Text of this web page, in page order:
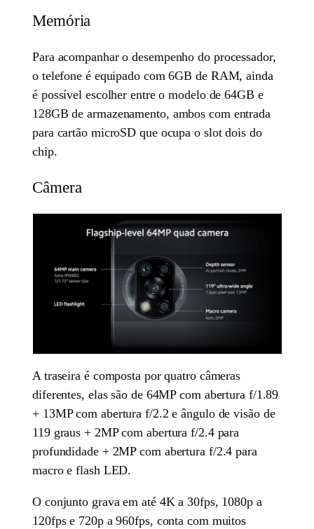
Memória
Para acompanhar o desempenho do processador,
o telefone é equipado com 6GB de RAM, ainda
é possível escolher entre o modelo de 64GB e
128GB de armazenamento, ambos com entrada
para cartão microSD que ocupa o slot dois do
chip.
Câmera
A traseira é composta por quatro câmeras
diferentes, elas são de 64MP com abertura f/1.89
+ 13MP com abertura f/2.2 e ângulo de visão de
119 graus + 2MP com abertura f/2.4 para
profundidade + 2MP com abertura f/2.4 para
macro e flash LED.
O conjunto grava em até 4K a 30fps, 1080p a
120fps e 720p a 960fps, conta com muitos